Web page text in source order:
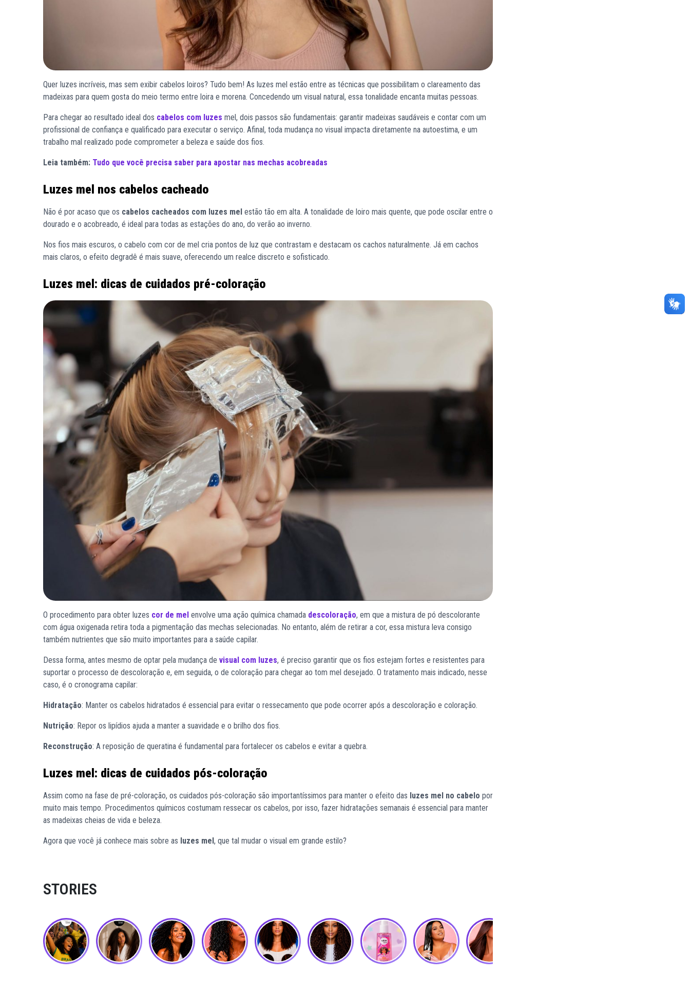
Quer luzes incríveis, mas sem exibir cabelos loiros? Tudo bem! As luzes mel estão entre as técnicas que possibilitam o clareamento das
madeixas para quem gosta do meio termo entre loira e morena. Concedendo um visual natural, essa tonalidade encanta muitas pessoas.
Para chegar ao resultado ideal dos cabelos com luzes mel, dois passos são fundamentais: garantir madeixas saudáveis e contar com um
profissional de confiança e qualificado para executar o serviço. Afinal, toda mudança no visual impacta diretamente na autoestima, e um
trabalho mal realizado pode comprometer a beleza e saúde dos fios.
Leia também: Tudo que você precisa saber para apostar nas mechas acobreadas
Luzes mel nos cabelos cacheado
Não é por acaso que os cabelos cacheados com luzes mel estão tão em alta. A tonalidade de loiro mais quente, que pode oscilar entre o
dourado e o acobreado, é ideal para todas as estações do ano, do verão ao inverno.
Nos fios mais escuros, o cabelo com cor de mel cria pontos de luz que contrastam e destacam os cachos naturalmente. Já em cachos
mais claros, o efeito degradê é mais suave, oferecendo um realce discreto e sofisticado.
Luzes mel: dicas de cuidados pré-coloração
O procedimento para obter luzes cor de mel envolve uma ação química chamada descoloração, em que a mistura de pó descolorante
com água oxigenada retira toda a pigmentação das mechas selecionadas. No entanto, além de retirar a cor, essa mistura leva consigo
também nutrientes que são muito importantes para a saúde capilar.
Dessa forma, antes mesmo de optar pela mudança de visual com luzes, é preciso garantir que os fios estejam fortes e resistentes para
suportar o processo de descoloração e, em seguida, o de coloração para chegar ao tom mel desejado. O tratamento mais indicado, nesse
caso, é o cronograma capilar:
Hidratação: Manter os cabelos hidratados é essencial para evitar o ressecamento que pode ocorrer após a descoloração e coloração.
Nutrição: Repor os lipídios ajuda a manter a suavidade e o brilho dos fios.
Reconstrução: A reposição de queratina é fundamental para fortalecer os cabelos e evitar a quebra.
Luzes mel: dicas de cuidados pós-coloração
Assim como na fase de pré-coloração, os cuidados pós-coloração são importantíssimos para manter o efeito das luzes mel no cabelo por
muito mais tempo. Procedimentos químicos costumam ressecar os cabelos, por isso, fazer hidratações semanais é essencial para manter
as madeixas cheias de vida e beleza.
Agora que você já conhece mais sobre as luzes mel, que tal mudar o visual em grande estilo?
STORIES